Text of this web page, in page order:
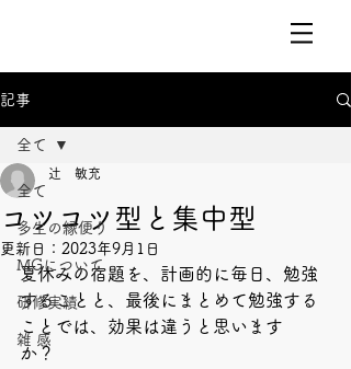
記事
全て
多生の縁便り
MGについて
研修実績
雑 感
全て
コツコツ型と集中型
辻 敏充
更新日： 2023年9月1日
夏休みの宿題を、計画的に毎日、勉強
することと、最後にまとめて勉強する
ことでは、効果は違うと思います
か？